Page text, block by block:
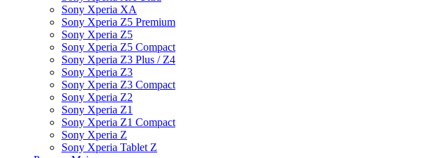
Sony Xperia XA
Sony Xperia Z5 Premium
Sony Xperia Z5
Sony Xperia Z5 Compact
Sony Xperia Z3 Plus / Z4
Sony Xperia Z3
Sony Xperia Z3 Compact
Sony Xperia Z2
Sony Xperia Z1
Sony Xperia Z1 Compact
Sony Xperia Z
Sony Xperia Tablet Z